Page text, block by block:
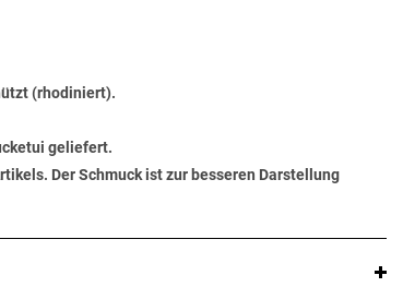
(rhodiniert).
geliefert.
Der Schmuck ist zur besseren Darstellung